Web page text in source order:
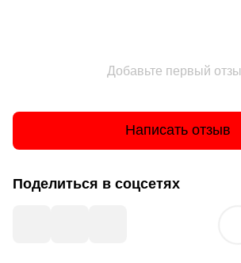
Добавьте первый
Написать отзыв
Поделиться в соцсетях